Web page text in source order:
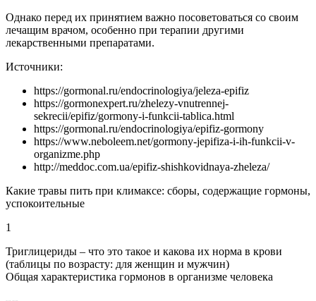
Однако перед их принятием важно посоветоваться со своим
лечащим врачом, особенно при терапии другими
лекарственными препаратами.
Источники:
https://gormonal.ru/endocrinologiya/jeleza-epifiz
https://gormonexpert.ru/zhelezy-vnutrennej-
sekrecii/epifiz/gormony-i-funkcii-tablica.html
https://gormonal.ru/endocrinologiya/epifiz-gormony
https://www.neboleem.net/gormony-jepifiza-i-ih-funkcii-v-
organizme.php
http://meddoc.com.ua/epifiz-shishkovidnaya-zheleza/
Какие травы пить при климаксе: сборы, содержащие гормоны,
успокоительные
1
Триглицериды – что это такое и какова их норма в крови
(таблицы по возрасту: для женщин и мужчин)
Общая характеристика гормонов в организме человека